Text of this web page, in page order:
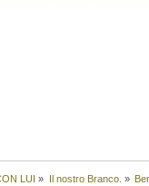
LUI » Il nostro Branco. »